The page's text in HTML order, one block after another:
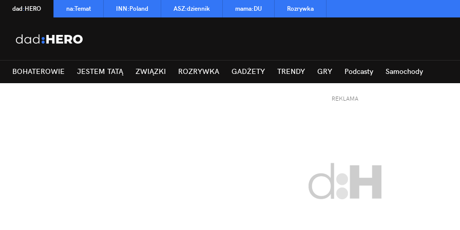
dad:HERO na:Temat INN:Poland ASZ:dziennik mama:DU Rozrywka
BOHATEROWIE JESTEM TATĄ ZWIĄZKI ROZRYWKA GADŻETY TRENDY GRY Podcasty Samochody
REKLAMA